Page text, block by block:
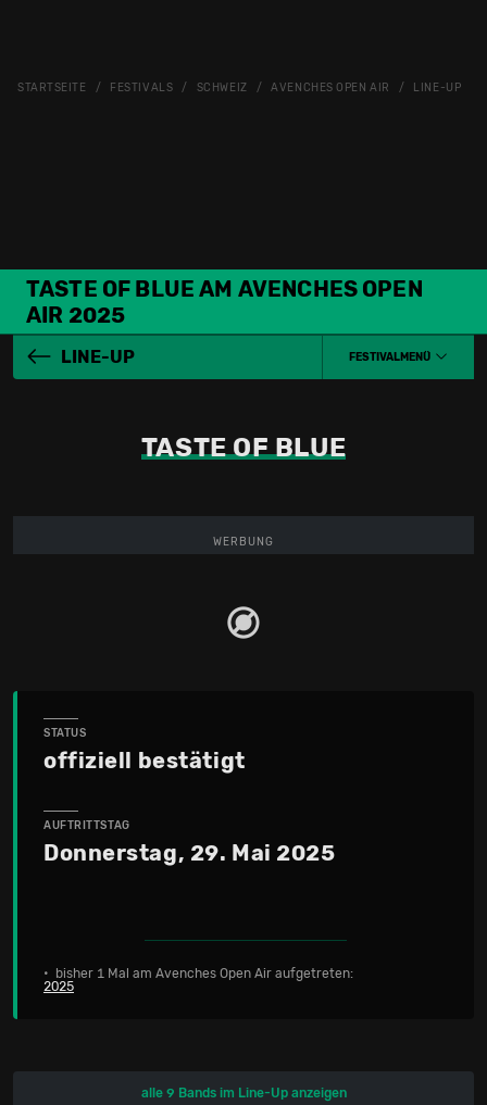
STARTSEITE FESTIVALS SCHWEIZ AVENCHES OPEN AIR LINE-UP
TASTE OF BLUE AM AVENCHES OPEN
AIR 2025
LINE-UP FESTIVALMENÜ
TASTE OF BLUE
WERBUNG
STATUS
offiziell bestätigt
AUFTRITTSTAG
Donnerstag, 29. Mai 2025
• bisher 1 Mal am Avenches Open Air aufgetreten:
2025
alle 9 Bands im Line-Up anzeigen